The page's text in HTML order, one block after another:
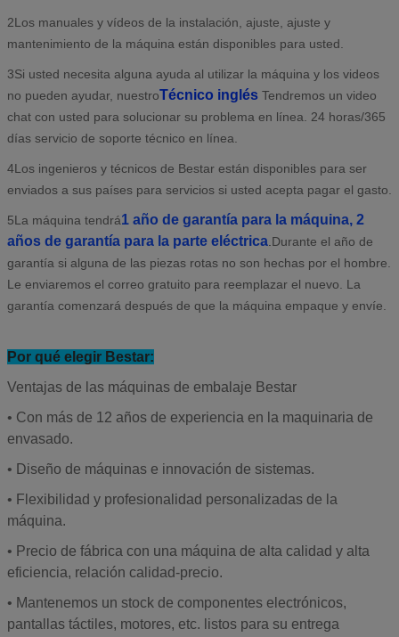
2Los manuales y vídeos de la instalación, ajuste, ajuste y
mantenimiento de la máquina están disponibles para usted.
3Si usted necesita alguna ayuda al utilizar la máquina y los videos
no pueden ayudar, nuestroTécnico inglés Tendremos un video
chat con usted para solucionar su problema en línea. 24 horas/365
días servicio de soporte técnico en línea.
4Los ingenieros y técnicos de Bestar están disponibles para ser
enviados a sus países para servicios si usted acepta pagar el gasto.
5La máquina tendrá1 año de garantía para la máquina, 2
años de garantía para la parte eléctrica Durante el año de
garantía si alguna de las piezas rotas no son hechas por el hombre.
Le enviaremos el correo gratuito para reemplazar el nuevo. La
garantía comenzará después de que la máquina empaque y envíe.
Por qué elegir Bestar:
Ventajas de las máquinas de embalaje Bestar
• Con más de 12 años de experiencia en la maquinaria de
envasado.
• Diseño de máquinas e innovación de sistemas.
• Flexibilidad y profesionalidad personalizadas de la
máquina.
• Precio de fábrica con una máquina de alta calidad y alta
eficiencia, relación calidad-precio.
• Mantenemos un stock de componentes electrónicos,
pantallas táctiles, motores, etc. listos para su entrega